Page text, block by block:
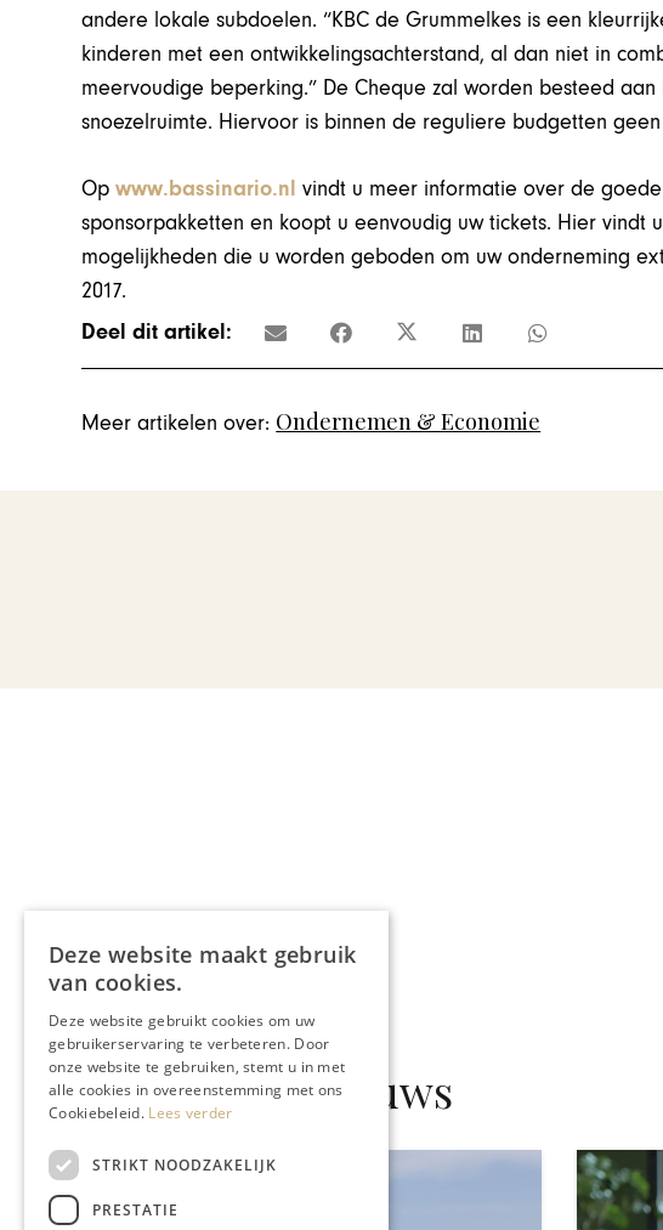
andere lokale subdoelen. “KBC de Grummelkes is een
kinderen met een ontwikkelingsachterstand, al dan niet in
meervoudige beperking.” De Cheque zal worden besteed
snoezelruimte. Hiervoor is binnen de reguliere budgetten
Opwww.bassinario.nlvindt u meer informatie over de
sponsorpakketten en koopt u eenvoudig uw tickets. Hier vindt
mogelijkheden die u worden geboden om uw onderneming
2017.
Deel dit artikel:
Meer artikelen over: Ondernemen & Economie
Gerelateerd nieuws
Deze website maakt gebruik
van cookies.
Deze website gebruikt cookies om uw
gebruikerservaring te verbeteren. Door
onze website te gebruiken, stemt u in met
alle cookies in overeenstemming met ons
Cookiebeleid. Lees verder
STRIKT NOODZAKELIJK
PRESTATIE